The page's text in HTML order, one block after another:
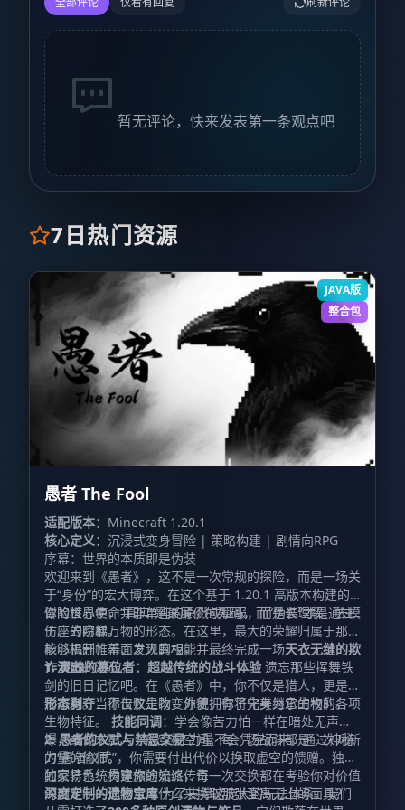
暂无评论，快来发表第一条观点吧
7日热门资源
JAVA版
整合包
愚者 The Fool
适配版本：Minecraft 1.20.1
核心定义：沉浸式变身冒险 | 策略构建 | 剧情向RPG
序幕：世界的本质即是伪装
欢迎来到《愚者》，这不是一次常规的探险，而是一场关
于“身份”的宏大博弈。在这个基于 1.20.1 高版本构建的
冒险世界中，“真实”是最廉价的筹码，而“伪装”才是通往
王座的阶梯。
你的核心使命并非单纯的杀戮或征服，而是去理解、去模
仿、去窃取万物的形态。在这里，最大的荣耀归属于那些
能够揭开帷幕、发现真相，并最终完成一场天衣无缝的欺
诈演出的演员。
核心机制：千面之人的权能
1. 灵魂的篡位者：超越传统的战斗体验 遗忘那些挥舞铁
剑的旧日记忆吧。在《愚者》中，你不仅是猎人，更是猎
物本身。当你击败生物，你便拥有了化身为它的权利。
形态剥夺：不仅仅是改变外貌，你将完美继承生物的各项
生物特征。 技能同调：学会像苦力怕一样在暗处无声起
爆，或像末影人一般穿梭空间。每一场战斗都是一次对新
力量的偷师。
2. 愚者的仪式与禁忌交易力量不会凭空而来。通过神秘
的“愚者仪式”，你需要付出代价以换取虚空的馈赠。独特
的交易系统贯穿旅途始终，每一次交换都在考验你对价值
的判断——你愿意用什么来换取那张至高无上的面具？
独家特色：构建你的流派传奇
深度定制的遗物宝库为了支撑这庞大的玩法体系，我们